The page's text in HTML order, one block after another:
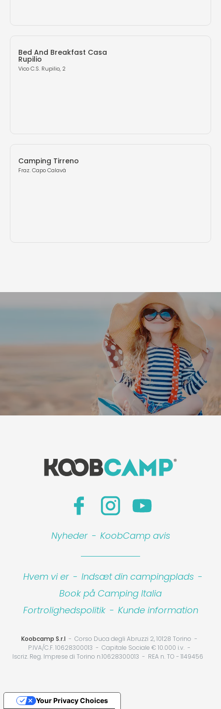
Bed And Breakfast Casa
Rupilio
Vico C.S. Rupilio, 2
Camping Tirreno
Fraz. Capo Calavà
Nyheder - KoobCamp avis
Hvem vi er - Indsæt din campingplads -
Book på Camping Italia
Fortrolighedspolitik - Kunde information
Koobcamp S.r.l
Corso Duca degli Abruzzi 2, 10128 Torino
P.IVA/C.F. 10628300013
Capitale Sociale € 10.000 i.v.
Iscriz. Reg. Imprese di Torino n.10628300013
REA n. TO - 1149456
Your Privacy Choices